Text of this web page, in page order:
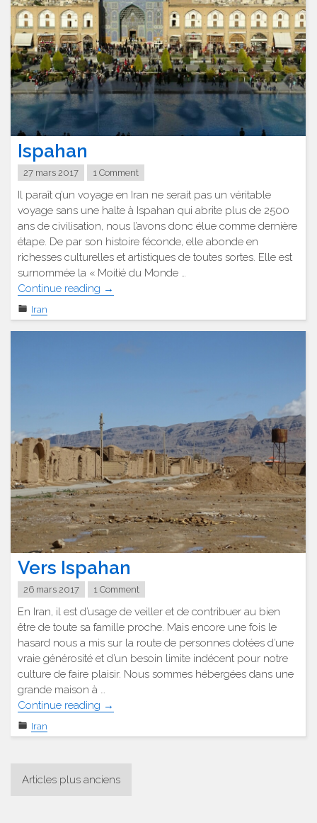
Ispahan
27 mars 2017 1 Comment
Il paraît q’un voyage en Iran ne serait pas un véritable
voyage sans une halte à Ispahan qui abrite plus de 2500
ans de civilisation, nous l’avons donc élue comme dernière
étape. De par son histoire féconde, elle abonde en
richesses culturelles et artistiques de toutes sortes. Elle est
surnommée la « Moitié du Monde …
Continue reading "Ispahan"
→
Iran
Vers Ispahan
26 mars 2017 1 Comment
En Iran, il est d’usage de veiller et de contribuer au bien
être de toute sa famille proche. Mais encore une fois le
hasard nous a mis sur la route de personnes dotées d’une
vraie générosité et d’un besoin limite indécent pour notre
culture de faire plaisir. Nous sommes hébergées dans une
grande maison à …
Continue reading "Vers
→
Iran
Navigation
Articles plus anciens